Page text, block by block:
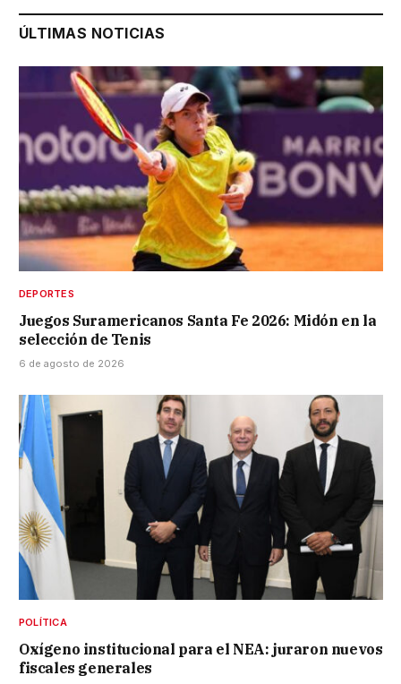
ÚLTIMAS NOTICIAS
DEPORTES
Juegos Suramericanos Santa Fe 2026: Midón en la
selección de Tenis
6 de agosto de 2026
POLÍTICA
Oxígeno institucional para el NEA: juraron nuevos
fiscales generales